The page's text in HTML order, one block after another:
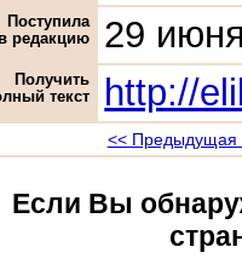
Поступила
в редакцию
29
Получить
текст
http://
<< Предыдущая
Если Вы